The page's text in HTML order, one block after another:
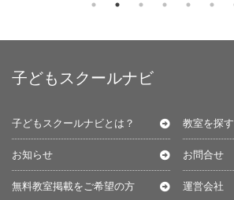
子どもスクールナビ
子どもスクールナビとは？ 教室を探す
お知らせ お問合せ
無料教室掲載をご希望の方 運営会社